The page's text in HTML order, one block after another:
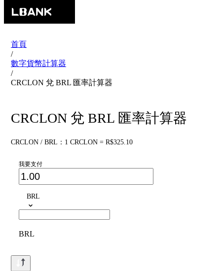
首頁
/
數字貨幣計算器
/
CRCLON 兌 BRL 匯率計算器
CRCLON 兌 BRL 匯率計算器
CRCLON / BRL：1 CRCLON = R$325.10
我要支付
BRL
BRL